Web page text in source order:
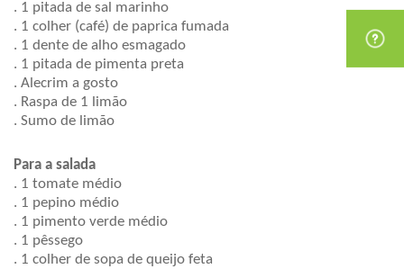
. 1 pitada de sal marinho
. 1 colher (café) de paprica fumada
. 1 dente de alho esmagado
. 1 pitada de pimenta preta
. Alecrim a gosto
. Raspa de 1 limão
. Sumo de limão
Para a salada
. 1 tomate médio
. 1 pepino médio
. 1 pimento verde médio
. 1 pêssego
. 1 colher de sopa de queijo feta